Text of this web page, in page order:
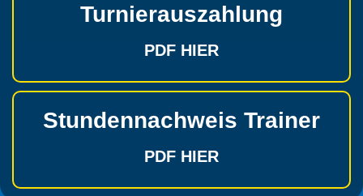
Turnierauszahlung
PDF HIER
Stundennachweis Trainer
PDF HIER